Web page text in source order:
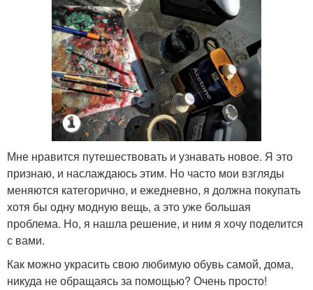
Мне нравится путешествовать и узнавать новое. Я это
признаю, и наслаждаюсь этим. Но часто мои взгляды
меняются категорично, и ежедневно, я должна покупать
хотя бы одну модную вещь, а это уже большая
проблема. Но, я нашла решение, и ним я хочу поделится
с вами.
Как можно украсить свою любимую обувь самой, дома,
никуда не обращаясь за помощью? Очень просто!